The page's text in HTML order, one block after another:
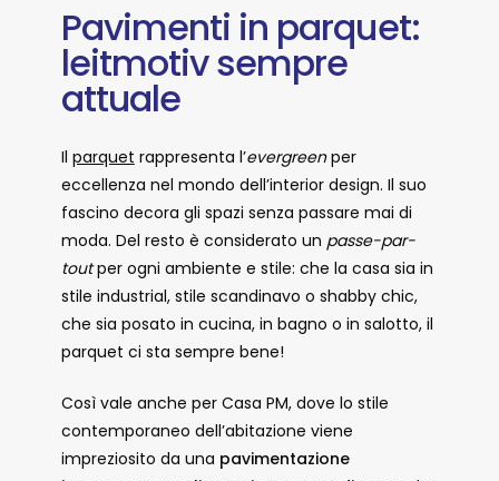
Pavimenti in parquet:
leitmotiv sempre
attuale
Il parquet rappresenta l’evergreenper
eccellenza nel mondo dell’interior design. Il suo
fascino decora gli spazi senza passare mai di
moda. Del resto è considerato un passe-par-
toutper ogni ambiente e stile: che la casa sia in
stile industrial, stile scandinavo o shabby chic,
che sia posato in cucina, in bagno o in salotto, il
parquet ci sta sempre bene!
Così vale anche per Casa PM, dove lo stile
contemporaneo dell’abitazione viene
impreziosito da una pavimentazione